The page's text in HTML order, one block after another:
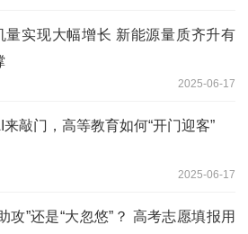
量实现大幅增长 新能源量质齐升有
2025-06-17
来敲门，高等教育如何“开门迎客”
2025-06-17
攻”还是“大忽悠”？ 高考志愿填报用